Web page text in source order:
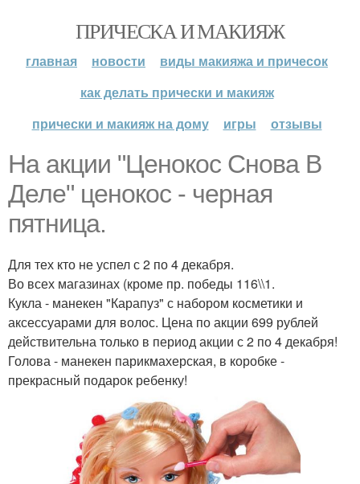
ПРИЧЕСКА И МАКИЯЖ
главная новости
виды макияжа и причесок
как делать прически и макияж
прически и макияж на дому
игры отзывы
На акции "Ценокос Снова В
Деле" ценокос - черная
пятница.
Для тех кто не успел с 2 по 4 декабря.
Во всех магазинах (кроме пр. победы 116\\1.
Кукла - манекен "Карапуз" с набором косметики и
аксессуарами для волос. Цена по акции 699 рублей
действительна только в период акции с 2 по 4 декабря!
Голова - манекен парикмахерская, в коробке -
прекрасный подарок ребенку!